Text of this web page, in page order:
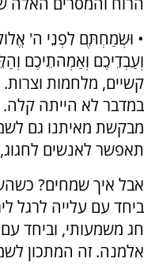
• וּשְׂמַחְתֶּם לִפְנֵי ה'
וְעַבְדֵיכֶם וְאַמְהֹתֵיכֶם
קשיים, מלחמות
במדבר לא הייתה
מבקשת מאיתנו גם
תאפשר לאנשים לחגוג,
אבל איך שמחים?
ביחד עם עלייה לרגל
חג משמעותי, וביחד
אלמנה. זה המתכון